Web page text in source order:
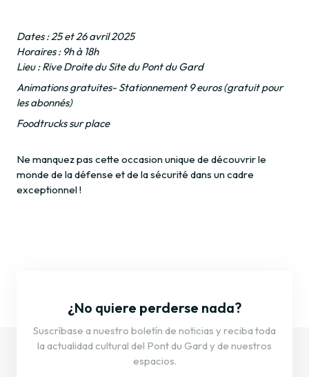
Dates : 25 et 26 avril 2025
Horaires : 9h à 18h
Lieu : Rive Droite du Site du Pont du Gard
Animations gratuites- Stationnement 9 euros (gratuit pour
les abonnés)
Foodtrucks sur place
Ne manquez pas cette occasion unique de découvrir le
monde de la défense et de la sécurité dans un cadre
exceptionnel !
¿No quiere perderse nada?
Suscríbase a nuestro boletín de noticias y reciba toda
la actualidad cultural del Pont du Gard y de nuestros
espacios.